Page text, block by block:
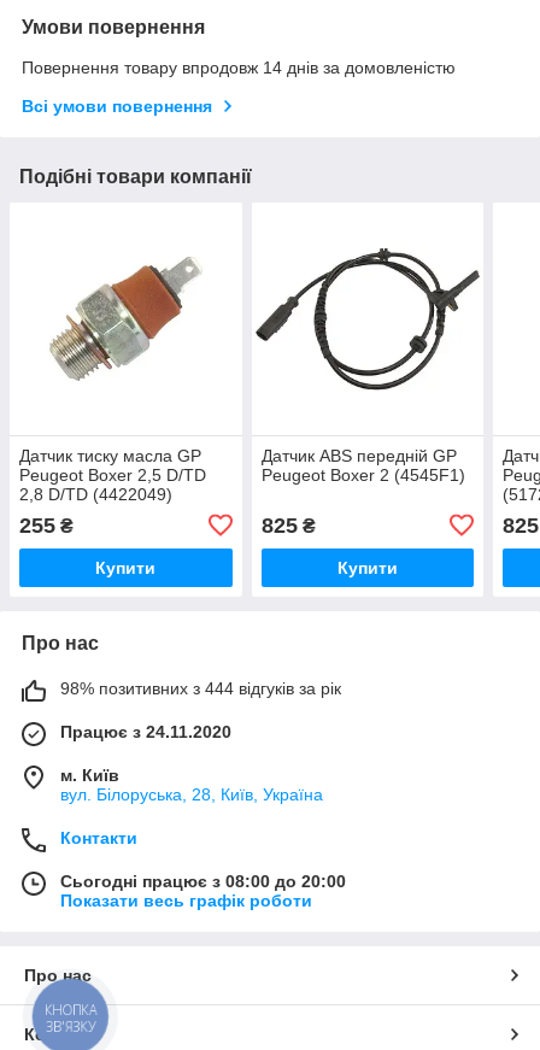
Умови повернення
Повернення товару впродовж 14 днів за домовленістю
Всі умови повернення
Подібні товари компанії
Датчик тиску масла GP
Peugeot Boxer 2,5 D/TD
2,8 D/TD (4422049)
255 ₴
Купити
Датчик ABS передній GP
Peugeot Boxer 2 (4545F1)
825₴
Купити
825
Про нас
98% позитивних з 444 відгуків за рік
Працює з 24.11.2020
м. Київ
вул. Білоруська, 28, Київ, Україна
Контакти
Сьогодні працює з 08:00 до 20:00
Показати весь графік роботи
Про нас
Контакти
КНОПКА
ЗВ'ЯЗКУ